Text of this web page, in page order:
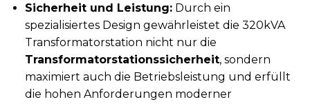
Sicherheit und Leistung:Durch ein
spezialisiertes Design gewährleistet die 320kVA
Transformatorstation nicht nur die
Transformatorstationssicherheit, sondern
maximiert auch die Betriebsleistung und erfüllt
die hohen Anforderungen moderner